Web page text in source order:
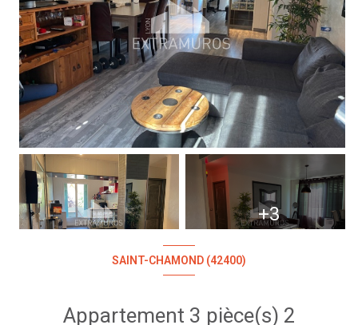
+3
SAINT-CHAMOND (42400)
Appartement 3 pièce(s) 2